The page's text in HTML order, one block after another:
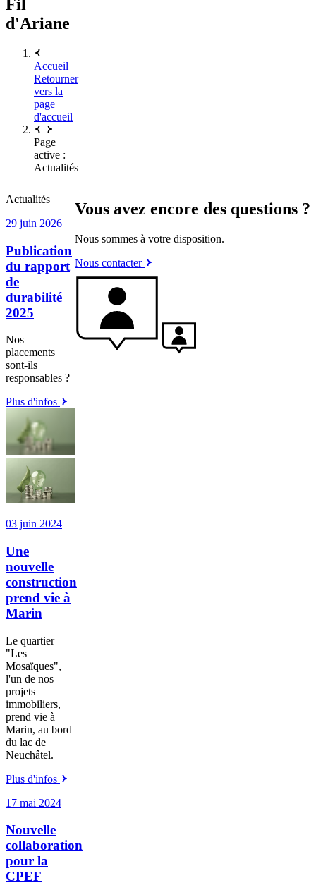
Fil
d'Ariane
Accueil
Retourner
vers la
page
d'accueil
Page
active :
Actualités
Actualités
29 juin 2026
Publication
du rapport
de
durabilité
2025
Nos
placements
sont-ils
responsables ?
Plus d'infos
03 juin 2024
Une
nouvelle
construction
prend vie à
Marin
Le quartier
"Les
Mosaïques",
l'un de nos
projets
immobiliers,
prend vie à
Marin, au bord
du lac de
Neuchâtel.
Plus d'infos
17 mai 2024
Nouvelle
collaboration
pour la
CPEF
Vous avez encore des questions ?
Nous sommes à votre disposition.
Nous contacter